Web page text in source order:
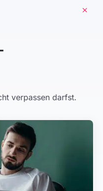
verpassen darfst.